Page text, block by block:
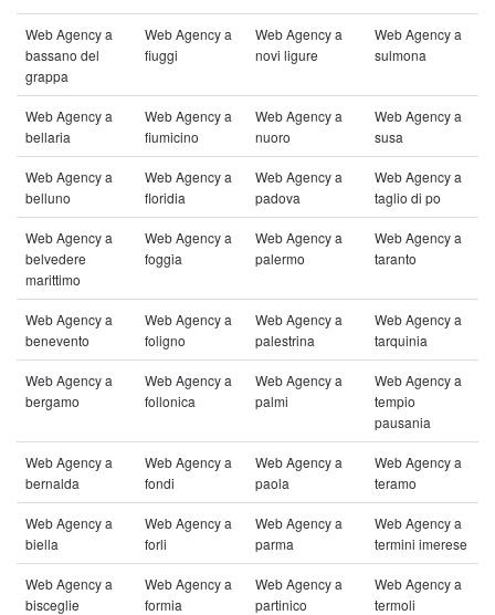
Web Agency a
bassano del
grappa
Web Agency a
fiuggi
Web Agency a
novi ligure
Web Agency a
sulmona
Web Agency a
bellaria
Web Agency a
fiumicino
Web Agency a
nuoro
Web Agency a
susa
Web Agency a
belluno
Web Agency a
floridia
Web Agency a
padova
Web Agency a
taglio di po
Web Agency a
belvedere
marittimo
Web Agency a
foggia
Web Agency a
palermo
Web Agency a
taranto
Web Agency a
benevento
Web Agency a
foligno
Web Agency a
palestrina
Web Agency a
tarquinia
Web Agency a
bergamo
Web Agency a
follonica
Web Agency a
palmi
Web Agency a
tempio
pausania
Web Agency a
bernalda
Web Agency a
fondi
Web Agency a
paola
Web Agency a
teramo
Web Agency a
biella
Web Agency a
forli
Web Agency a
parma
Web Agency a
termini imerese
Web Agency a
bisceglie
Web Agency a
formia
Web Agency a
partinico
Web Agency a
termoli